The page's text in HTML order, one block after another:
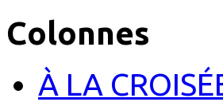
Colonnes
À LA